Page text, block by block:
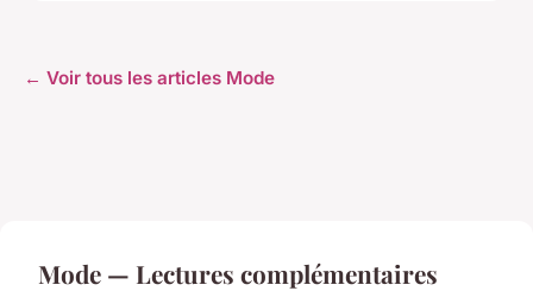
← Voir tous les articles Mode
Mode — Lectures complémentaires